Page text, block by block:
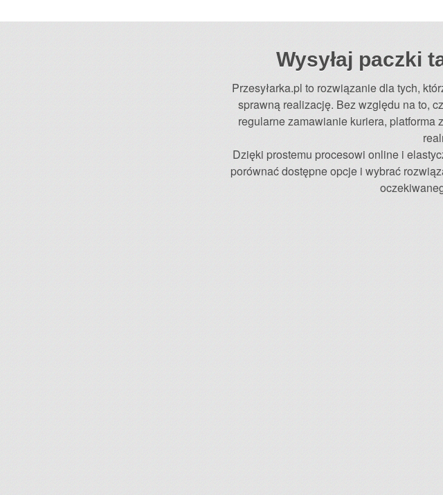
Wysyłaj paczki
Przesyłarka.pl to rozwiązanie dla tych,
sprawną realizację. Bez względu na to,
regularne zamawianie kuriera, platforma
Dzięki prostemu procesowi online i
porównać dostępne opcje i wybrać